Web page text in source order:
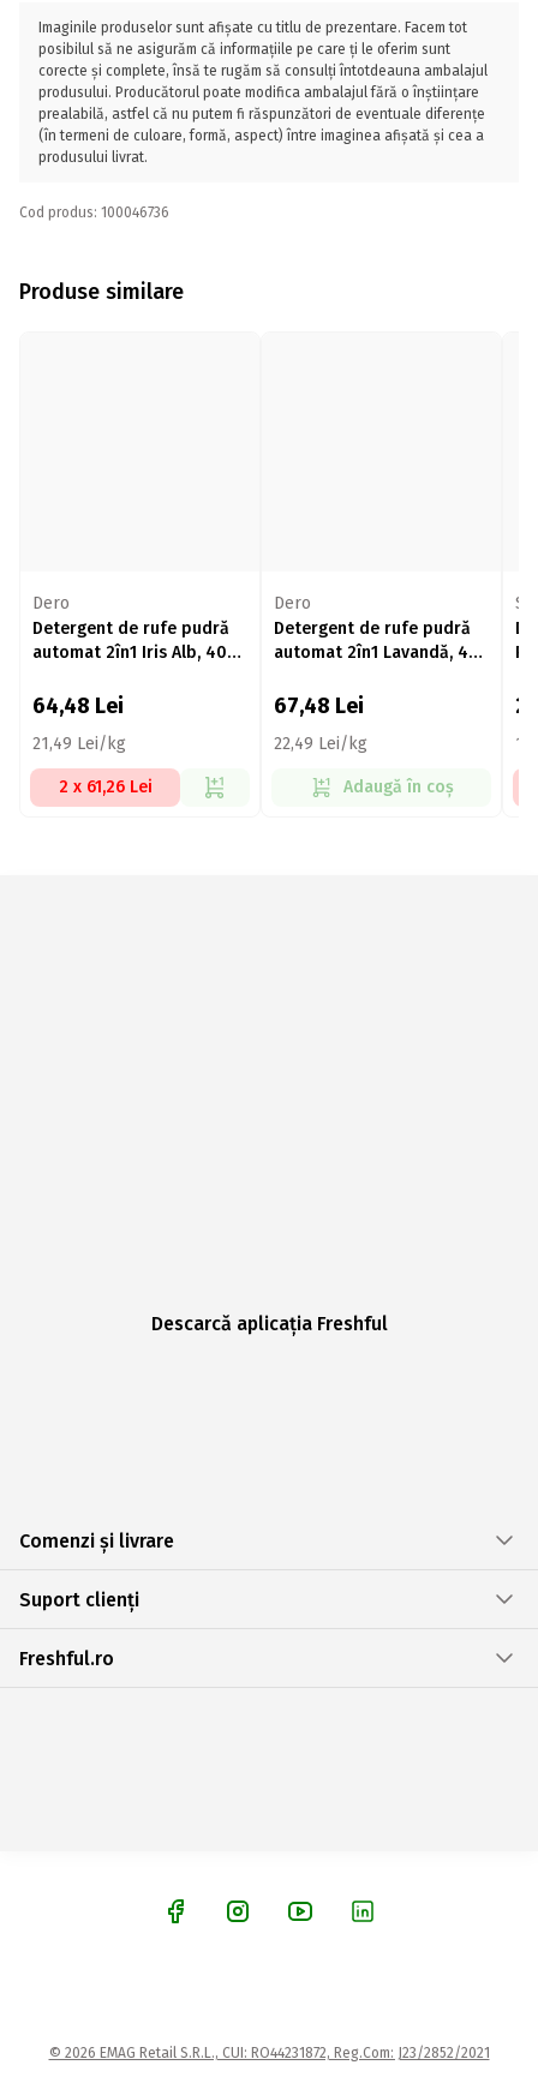
Imaginile produselor sunt afișate cu titlu de prezentare. Facem tot
posibilul să ne asigurăm că informațiile pe care ți le oferim sunt
corecte și complete, însă te rugăm să consulți întotdeauna ambalajul
produsului. Producătorul poate modifica ambalajul fără o înștiințare
prealabilă, astfel că nu putem fi răspunzători de eventuale diferențe
(în termeni de culoare, formă, aspect) între imaginea afișată și cea a
produsului livrat.
Cod produs: 100046736
Produse similare
Dero
Detergent de rufe pudră
automat 2în1 Iris Alb, 40
64,48 Lei
21,49 Lei/kg
2 x 61,26 Lei
Dero
Detergent de rufe pudră
automat 2în1 Lavandă, 40
67,48 Lei
22,49 Lei/kg
Adaugă în coș
Descarcă aplicația Freshful
Comenzi și livrare
Suport clienți
Freshful.ro
© 2026 EMAG Retail S.R.L., CUI: RO44231872, Reg.Com: J23/2852/2021